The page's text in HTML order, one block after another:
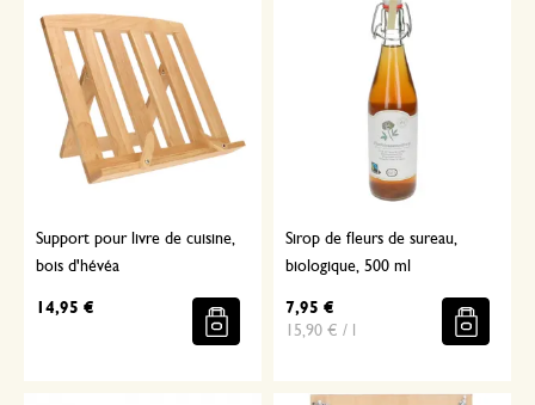
Support pour livre de cuisine,
bois d'hévéa
14,95 €
Sirop de fleurs de sureau,
biologique, 500 ml
7,95 €
15,90 € / l